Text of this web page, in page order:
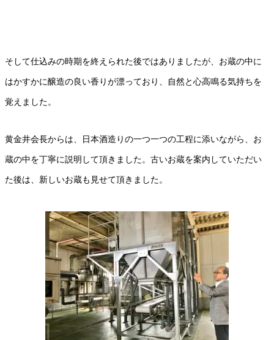
そして仕込みの時期を終えられた後ではありましたが、お蔵の中に
はかすかに醸造の良い香りが漂っており、自然と心高鳴る気持ちを
覚えました。
黄金井会長からは、日本酒造りの一つ一つの工程に添いながら、お
蔵の中を丁寧に説明して頂きました。古いお蔵を案内していただい
た後は、新しいお蔵も見せて頂きました。